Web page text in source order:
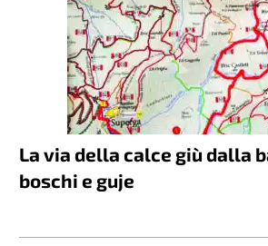
La via della calce giù dalla
boschi e guje